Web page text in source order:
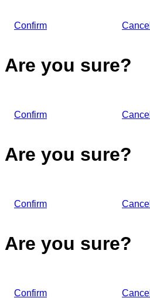
Confirm Cancel
Are you sure?
Confirm Cancel
Are you sure?
Confirm Cancel
Are you sure?
Confirm Cancel